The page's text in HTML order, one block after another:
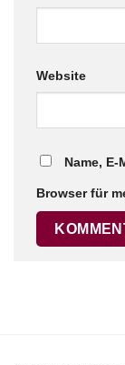
Website
Name,
Browser für
Chat